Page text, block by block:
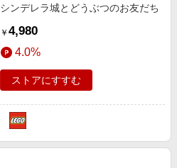
シンデレラ城とどうぶつのお友だち
￥ 4,980
4.0%
ストアにすすむ